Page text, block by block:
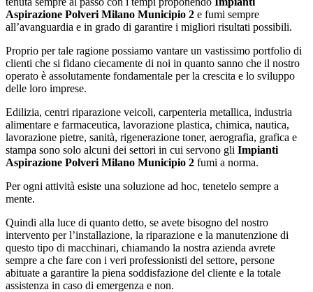
Aspirazione Polveri Milano Municipio 2 e fumi sempre
all’avanguardia e in grado di garantire i migliori risultati possibili.
Proprio per tale ragione possiamo vantare un vastissimo portfolio di
clienti che si fidano ciecamente di noi in quanto sanno che il nostro
operato è assolutamente fondamentale per la crescita e lo sviluppo
delle loro imprese.
Edilizia, centri riparazione veicoli, carpenteria metallica, industria
alimentare e farmaceutica, lavorazione plastica, chimica, nautica,
lavorazione pietre, sanità, rigenerazione toner, aerografia, grafica e
stampa sono solo alcuni dei settori in cui servono gli Impianti
Aspirazione Polveri Milano Municipio 2 fumi a norma.
Per ogni attività esiste una soluzione ad hoc, tenetelo sempre a
mente.
Quindi alla luce di quanto detto, se avete bisogno del nostro
intervento per l’installazione, la riparazione e la manutenzione di
questo tipo di macchinari, chiamando la nostra azienda avrete
sempre a che fare con i veri professionisti del settore, persone
abituate a garantire la piena soddisfazione del cliente e la totale
assistenza in caso di emergenza e non.